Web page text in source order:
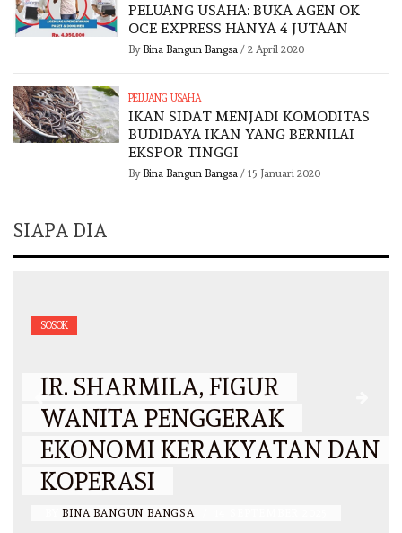
PELUANG USAHA: BUKA AGEN OK
OCE EXPRESS HANYA 4 JUTAAN
By Bina Bangun Bangsa/ 2 April 2020
PELUANG USAHA
IKAN SIDAT MENJADI KOMODITAS
BUDIDAYA IKAN YANG BERNILAI
EKSPOR TINGGI
By Bina Bangun Bangsa/ 15 Januari 2020
SIAPA DIA
SOSOK
IR. SHARMILA, FIGUR
WANITA PENGGERAK
EKONOMI KERAKYATAN DAN
KOPERASI
BINA BANGUN BANGSA